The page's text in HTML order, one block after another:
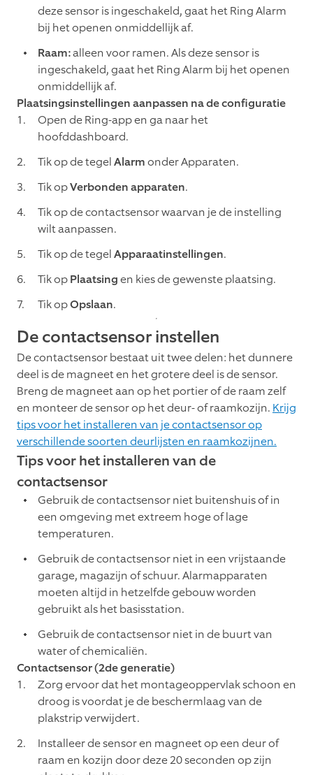
deze sensor is ingeschakeld, gaat het Ring Alarm
bij het openen onmiddellijk af.
Raam:alleen voor ramen. Als deze sensor is
ingeschakeld, gaat het Ring Alarm bij het openen
onmiddellijk af.
Plaatsingsinstellingen aanpassen na de configuratie
Open de Ring-app en ga naar het
hoofddashboard.
Tik op de tegelAlarmonder Apparaten.
Tik opVerbonden apparaten.
Tik op de contactsensor waarvan je de instelling
wilt aanpassen.
Tik op de tegelApparaatinstellingen.
Tik opPlaatsingen kies de gewenste plaatsing.
Tik opOpslaan.
De contactsensor instellen
De contactsensor bestaat uit twee delen: het dunnere
deel is de magneet en het grotere deel is de sensor.
Breng de magneet aan op het portier of de raam zelf
en monteer de sensor op het deur- of raamkozijn. Krijg
tips voor het installeren van je contactsensor op
verschillende soorten deurlijsten en raamkozijnen.
Tips voor het installeren van de
contactsensor
Gebruik de contactsensor niet buitenshuis of in
een omgeving met extreem hoge of lage
temperaturen.
Gebruik de contactsensor niet in een vrijstaande
garage, magazijn of schuur. Alarmapparaten
moeten altijd in hetzelfde gebouw worden
gebruikt als het basisstation.
Gebruik de contactsensor niet in de buurt van
water of chemicaliën.
Contactsensor (2de generatie)
Zorg ervoor dat het montageoppervlak schoon en
droog is voordat je de beschermlaag van de
plakstrip verwijdert.
Installeer de sensor en magneet op een deur of
raam en kozijn door deze 20 seconden op zijn